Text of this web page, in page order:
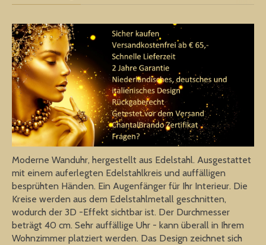
Moderne Wanduhr, hergestellt aus Edelstahl. Ausgestattet
mit einem auferlegten Edelstahlkreis und auffälligen
besprühten Händen. Ein Augenfänger für Ihr Interieur. Die
Kreise werden aus dem Edelstahlmetall geschnitten,
wodurch der 3D -Effekt sichtbar ist. Der Durchmesser
beträgt 40 cm. Sehr auffällige Uhr - kann überall in Ihrem
Wohnzimmer platziert werden. Das Design zeichnet sich